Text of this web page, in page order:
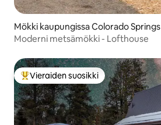
Mökki kaupungissa Colorado Springs
Moderni metsämökki - Lofthouse
Vieraiden suosikkien parhaimmistoa
Vieraiden suosikki